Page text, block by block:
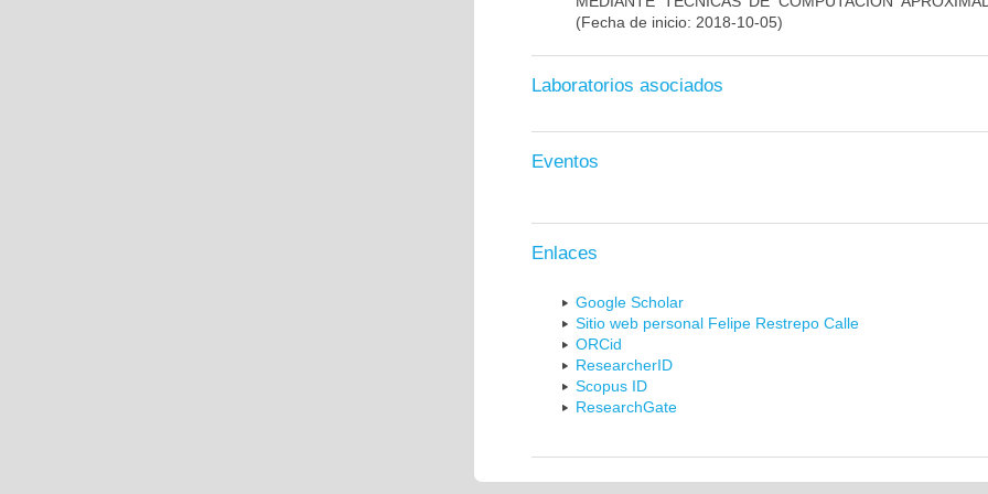
(Fecha de inicio: 2018-10-05)
Laboratorios asociados
Eventos
Enlaces
Google Scholar
Sitio web personal Felipe Restrepo Calle
ORCid
ResearcherID
Scopus ID
ResearchGate